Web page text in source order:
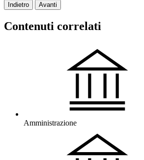
Indietro Avanti
Contenuti correlati
Amministrazione